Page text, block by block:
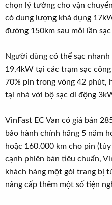
chọn lý tưởng cho vận
có dung lượng khả dụng
đường 150km sau mỗi lần sạc
Người dùng có thể sạc
19,4kW tại các trạm sạc
70% pin trong vòng 42 phút,
tại nhà với bộ sạc di động
VinFast EC Van có giá bán
bảo hành chính hãng 5 năm
hoặc 160.000 km cho pin
cạnh phiên bản tiêu chuẩn,
khách hàng một gói trang bị
nâng cấp thêm một số tiện